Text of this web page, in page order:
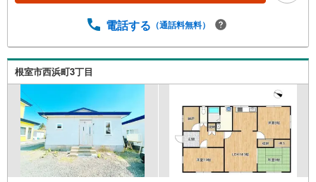
電話する （通話料無料）
根室市西浜町3丁目